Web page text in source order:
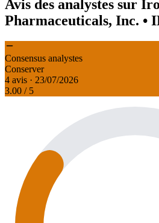
Avis des analystes sur
Pharmaceuticals, Inc. •
Consensus analystes
Conserver
4 avis · 23/07/2026
3.00 / 5